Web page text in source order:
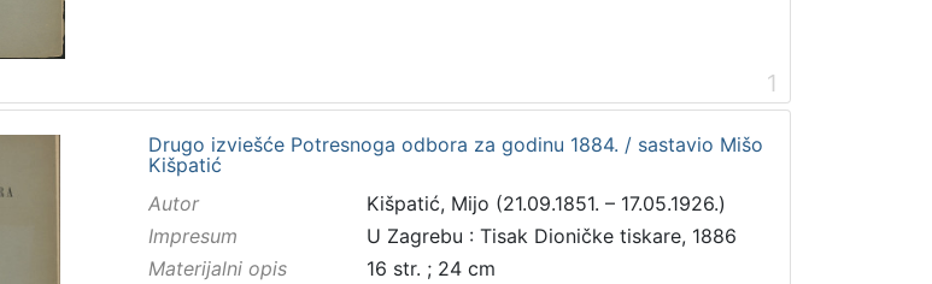
1
Drugo izviešće Potresnoga odbora za godinu 1884. / sastavio Mišo
Kišpatić
Autor
Kišpatić, Mijo (21.09.1851. – 17.05.1926.)
Impresum
U Zagrebu : Tisak Dioničke tiskare, 1886
Materijalni opis
16 str. ; 24 cm